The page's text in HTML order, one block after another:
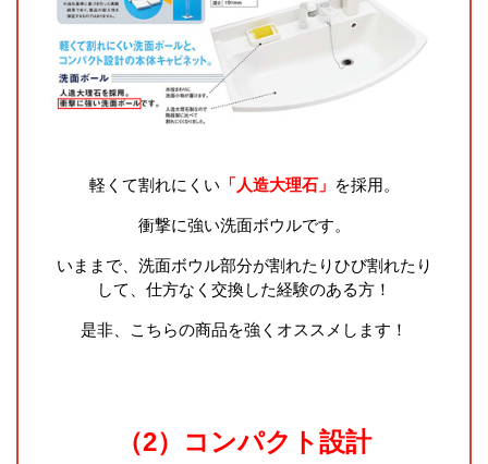
軽くて割れにくい 「人造大理石」 を採用。
衝撃に強い洗面ボウルです。
いままで、洗面ボウル部分が割れたりひび割れたり
して、仕方なく交換した経験のある方！
是非、こちらの商品を強くオススメします！
（2）コンパクト設計